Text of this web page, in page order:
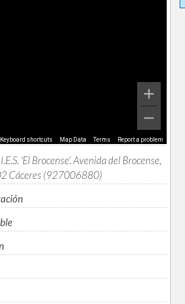
Keyboard shortcuts Map Data Terms Report a problem
I.E.S. 'El Brocense'. Avenida del Brocense,
Cáceres (927006880)